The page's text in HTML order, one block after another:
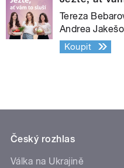
Tereza
Andrea
Koupit
Český rozhlas
Válka na Ukrajině